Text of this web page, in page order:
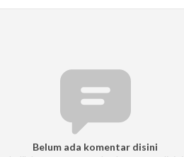
Belum ada komentar disini